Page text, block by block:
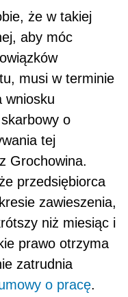
że w takiej
aby móc
musi w terminie
wniosku
o
tej
Grochowina.
przedsiębiorca
zawieszenia,
niż miesiąc i
prawo otrzyma
zatrudnia
o pracę.